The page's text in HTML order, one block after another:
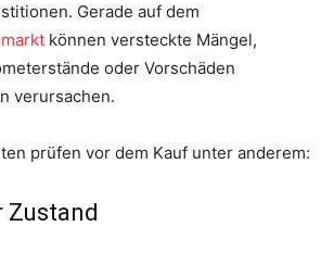
Gerade auf dem
können versteckte Mängel,
oder Vorschäden
verursachen.
prüfen vor dem Kauf unter anderem:
Zustand